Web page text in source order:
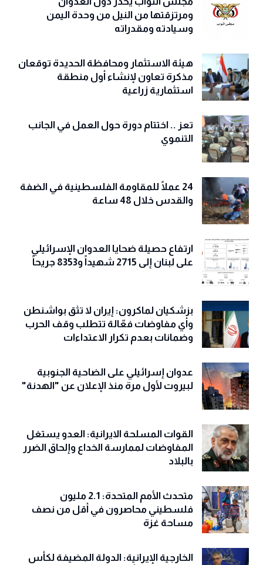
ومرتزقتها من النيل من وحدة اليمن
وسيادته ومقدراته
هيئة الاستثمار ومحافظة الحديدة توقعان
مذكرة تعاون لإنشاء أول منطقة
استثمارية زراعية
تعز .. اختتام دورة حول العمل في الجانب
التنموي
24 عملًا للمقاومة الفلسطينية في الضفة
والقدس خلال 48 ساعة
ارتفاع حصيلة ضحايا العدوان الإسرائيلي
على لبنان إلى 2715 شهيداً و8353 جريحاً
بزشكيان لماكرون: إيران لا تثق بواشنطن
وأي مفاوضات فعّالة تتطلب وقف الحرب
وضمانات بعدم تكرار الاعتداءات
عدوان إسرائيلي على الضاحية الجنوبية
لبيروت لأول مرة منذ الإعلان عن "الهدنة"
القوات المسلحة الايرانية: العدو يستغل
المفاوضات لممارسة الخداع وإلحاق الضرر
بالبلاد
متحدث الأمم المتحدة: 2.1 مليون
فلسطيني محاصرون في أقل من نصف
مساحة غزة
الخارجية الإيرانية: الدولة المضيفة لكأس